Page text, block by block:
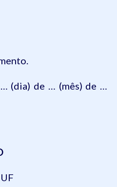
(dia) de … (mês) de …